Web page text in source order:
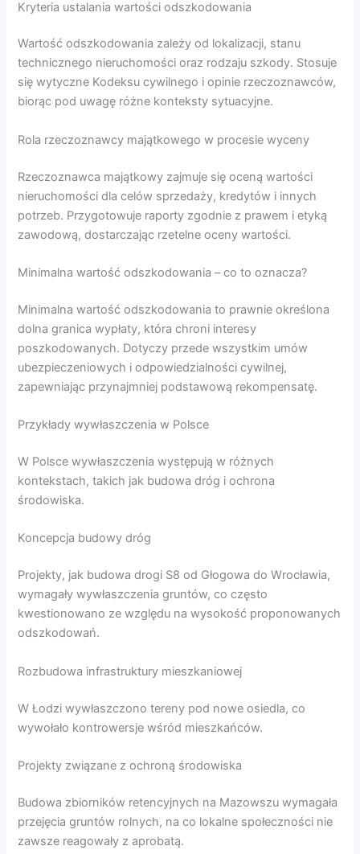
Kryteria ustalania wartości odszkodowania
Wartość odszkodowania zależy od lokalizacji, stanu
technicznego nieruchomości oraz rodzaju szkody. Stosuje
się wytyczne Kodeksu cywilnego i opinie rzeczoznawców,
biorąc pod uwagę różne konteksty sytuacyjne.
Rola rzeczoznawcy majątkowego w procesie wyceny
Rzeczoznawca majątkowy zajmuje się oceną wartości
nieruchomości dla celów sprzedaży, kredytów i innych
potrzeb. Przygotowuje raporty zgodnie z prawem i etyką
zawodową, dostarczając rzetelne oceny wartości.
Minimalna wartość odszkodowania – co to oznacza?
Minimalna wartość odszkodowania to prawnie określona
dolna granica wypłaty, która chroni interesy
poszkodowanych. Dotyczy przede wszystkim umów
ubezpieczeniowych i odpowiedzialności cywilnej,
zapewniając przynajmniej podstawową rekompensatę.
Przykłady wywłaszczenia w Polsce
W Polsce wywłaszczenia występują w różnych
kontekstach, takich jak budowa dróg i ochrona
środowiska.
Koncepcja budowy dróg
Projekty, jak budowa drogi S8 od Głogowa do Wrocławia,
wymagały wywłaszczenia gruntów, co często
kwestionowano ze względu na wysokość proponowanych
odszkodowań.
Rozbudowa infrastruktury mieszkaniowej
W Łodzi wywłaszczono tereny pod nowe osiedla, co
wywołało kontrowersje wśród mieszkańców.
Projekty związane z ochroną środowiska
Budowa zbiorników retencyjnych na Mazowszu wymagała
przejęcia gruntów rolnych, na co lokalne społeczności nie
zawsze reagowały z aprobatą.